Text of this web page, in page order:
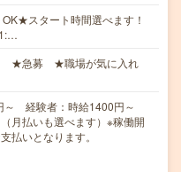
スタート時間選べます！
★急募 ★職場が気に入れ
～ 経験者：時給1400円～
月払いも選べます）※稼働開
払いとなります。